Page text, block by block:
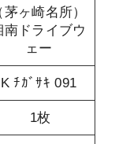
茅ヶ崎名所）
南ドライブウ
ェー
K ﾁｶﾞｻｷ 091
1枚